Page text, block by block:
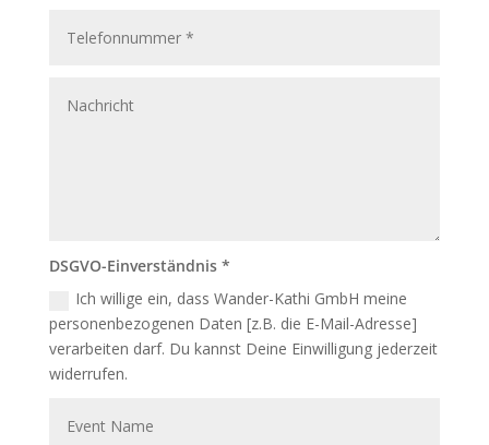
DSGVO-Einverständnis *
Ich willige ein, dass Wander-Kathi GmbH meine
personenbezogenen Daten [z.B. die E-Mail-Adresse]
verarbeiten darf. Du kannst Deine Einwilligung jederzeit
widerrufen.